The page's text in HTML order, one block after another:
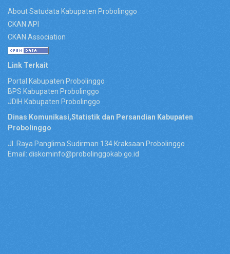
About Satudata Kabupaten Probolinggo
CKAN API
CKAN Association
Link Terkait
Portal Kabupaten Probolinggo
BPS Kabupaten Probolinggo
JDIH Kabupaten Probolinggo
Dinas Komunikasi,Statistik dan Persandian Kabupaten
Probolinggo
Jl. Raya Panglima Sudirman 134 Kraksaan Probolinggo
Email: diskominfo@probolinggokab.go.id